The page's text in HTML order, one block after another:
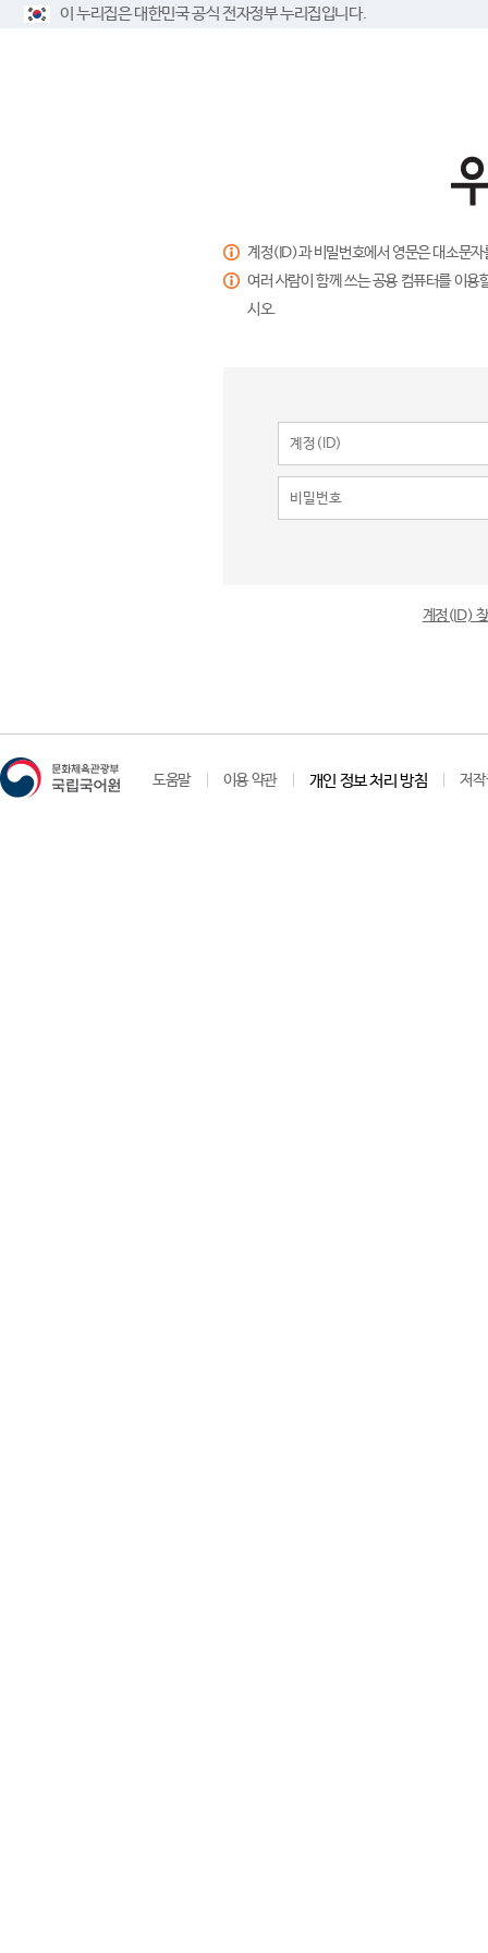
이 누리집은 대한민국 공식 전자정부 누리집입니다.
계정(ID)과 비밀번호에서 영문은 대소문
여러 사람이 함께 쓰는 공용 컴퓨터를 이
시오.
계정(ID)
도움말 이용 약관 개인 정보 처리 방침 저